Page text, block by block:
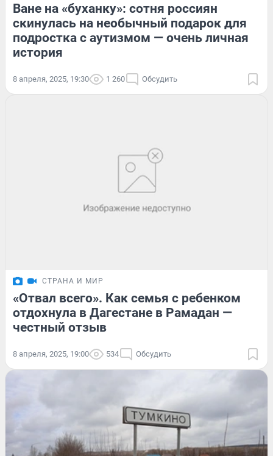
Ване на «буханку»: сотня россиян
скинулась на необычный подарок для
подростка с аутизмом — очень личная
история
8 апреля, 2025, 19:30 1 260 Обсудить
СТРАНА И МИР
«Отвал всего». Как семья с ребенком
отдохнула в Дагестане в Рамадан —
честный отзыв
8 апреля, 2025, 19:00 534 Обсудить